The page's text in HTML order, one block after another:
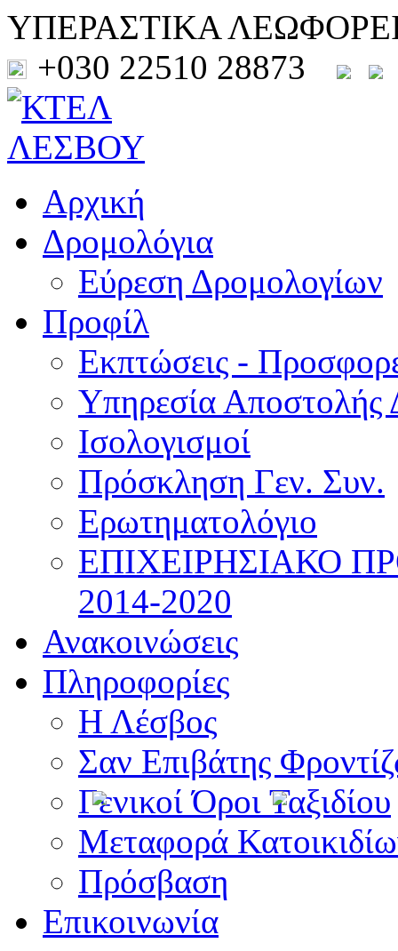
ΥΠΕΡΑΣΤΙΚΑ
+030 22510 28873
Αρχική
Δρομολόγια
Εύρεση Δρομολογίων
Προφίλ
Εκπτώσεις -
Υπηρεσία Αποστολής
Ισολογισμοί
Πρόσκληση Γεν. Συν.
Ερωτηματολόγιο
ΕΠΙΧΕΙΡΗΣΙΑΚΟ
2014-2020
Ανακοινώσεις
Πληροφορίες
Η Λέσβος
Σαν Επιβάτης
Γενικοί Όροι Ταξιδίου
Μεταφορά
Πρόσβαση
Επικοινωνία